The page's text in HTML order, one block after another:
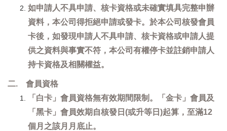
如申請人不具申請、核卡資格或未確實填具完整申辦
資料，本公司得拒絕申請或發卡。於本公司核發會員
卡後，如發現申請人不具申請、核卡資格或申請人提
供之資料與事實不符，本公司有權停卡並註銷申請人
持卡資格及相關權益。
二. 會員資格
「白卡」會員資格無有效期間限制。「金卡」會員及
「黑卡」會員效期自核發日(或升等日)起算，至滿12
個月之該月月底止。